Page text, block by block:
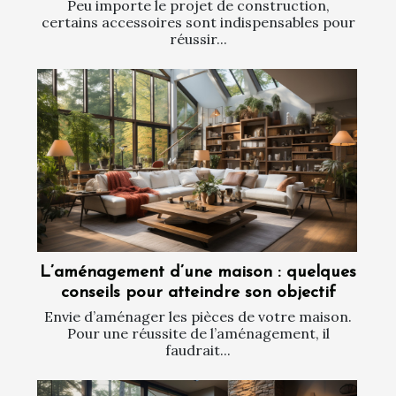
Peu importe le projet de construction,
certains accessoires sont indispensables pour
réussir...
L’aménagement d’une maison : quelques
conseils pour atteindre son objectif
Envie d’aménager les pièces de votre maison.
Pour une réussite de l’aménagement, il
faudrait...